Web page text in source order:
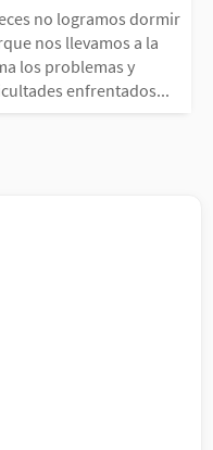
salel Señor
lo q
a la
y
no logramos dormir
nos llevamos a la
los problemas y
enfrentados...